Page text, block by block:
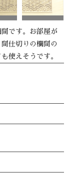
です。お部屋が
仕切りの欄間の
使えそうです。